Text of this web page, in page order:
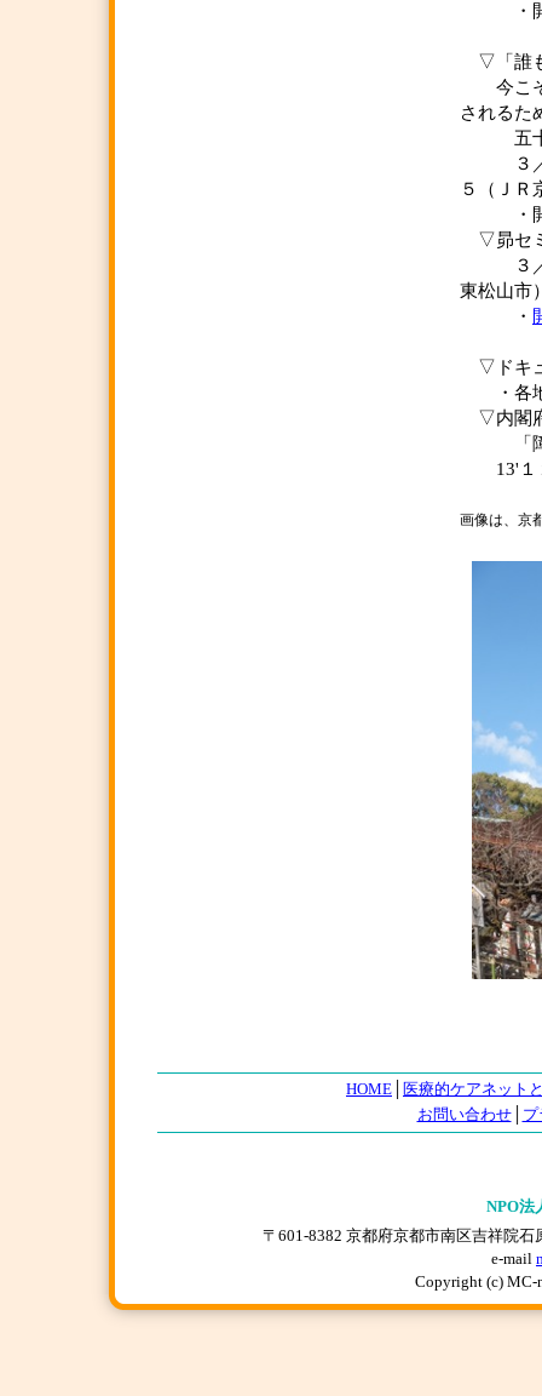
・開
▽「誰も
今こそ
されるた
五十嵐
３／
５（ＪＲ
・開
▽昴セミ
３／２
東松山市
・
▽ドキ
・各地
▽内閣
「障害
13'１２
画像は、京
HOME
医療的ケアネット
お問い合わせ│ プ
NPO法
〒601-8382 京都府京都市南区吉祥院石
e-mail
Copyright (c) MC-